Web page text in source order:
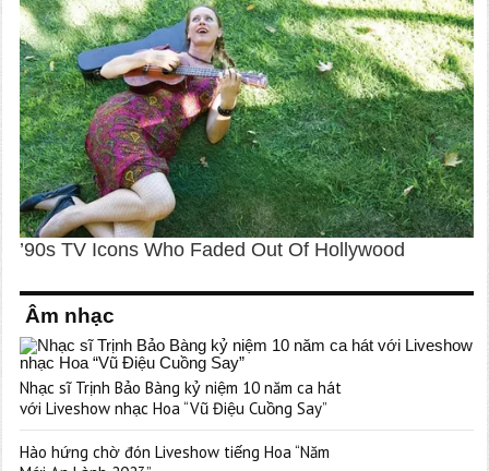
Âm nhạc
Nhạc sĩ Trịnh Bảo Bàng kỷ niệm 10 năm ca hát
với Liveshow nhạc Hoa “Vũ Điệu Cuồng Say”
Hào hứng chờ đón Liveshow tiếng Hoa “Năm